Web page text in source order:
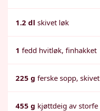
1.2 dl skivet løk
1 fedd hvitløk, finhakket
225 g ferske sopp, skivet
455 g kjøttdeig av storfe